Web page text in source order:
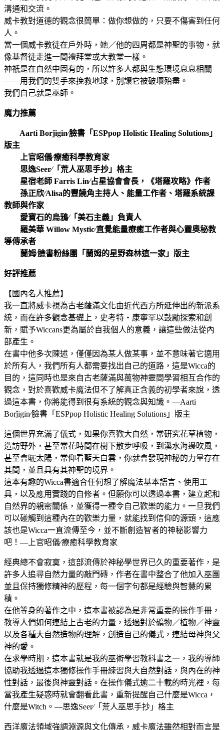
溝通和交流。
威卡教對道德的觀念很簡單：做你想做的，只要不傷害到任何
人。
當一個威卡教徒在戶外時，她／他的四周都是神聖的事物，就
像基督徒走進一間禮拜堂或大教堂一樣。
神祇是在自然中固有的，所以許多人都與生態環境息息相關
——用我們的雙手來挽救地球，別讓它被破壞殆盡。
我們自己就是巫師。
魔力推薦
Aarti Borǰigin∕臉書「ESPpop Holistic Healing Solutions」
版主
上官昭儀∕療癒科學教育家
思逸Seer∕「荒人巫思手抄」格主
星宿老師 Farris Lin∕占星協會會長，《塔羅攻略》作者
孫正欣∕Alisa的豐饒角主持人、能量工作者、塔羅系統課
教師與作家
愛寶石的烏鴉∕「美石主義」負責人
羅美華 Willow Mystic∕直覺能量療癒工作者與心靈奧秘教
導傳承者
蘭姆∕臉書粉絲團「蘭姆的星野森林這一家」版主
好評推薦
【國內名人推薦】
我一直將威卡視為古老薩滿文化由近代西方所延伸出的新派系
統，而在許多觀念基礎上，史考特・康寧罕以鼓勵探索和創
新，賦予Wiccans更為屬於自我個人的意義，讓這些做法從內
部產生。
在書中他多次陳述，僅僅因為某人做某事，並不意味著它適用
於所有人，我們所有人都需要找出自己的道路，這是Wicca的
目的，這同時也是來自古老薩滿與萬物神靈間學習相互合作的
觀念，對於喜歡威卡魔法但不了解真正含義的初學者來說，透
過這本書，你將能得到很有系統的觀念與知識。—Aarti
Borǰigin∕臉書「ESPpop Holistic Healing Solutions」版主
這個世界充滿了儀式，如果你喜歡大自然，常研究花草植物，
造訪野外，甚至常花時間在樹下散步呼吸，到溪水海邊吹風，
甚至會曬太陽，常仰看藍天白雲，你就會發現神秘的力量存在
其間，並且具有其神聖的境界。
這本有趣的Wicca書適合任何想了解魔法基本語言、使用工
具，以及應用實踐的自修者。但願你可以透過本書，建立起和
自然界的親密關係，並獲得一種令自己歡樂的能力。一旦我們
可以碰觸到這種內在的歡樂力量，就能找到信仰的源頭，這應
該也是Wicca一直流傳至今，並不斷創造智者的神秘影響力
吧！—上官昭儀∕療癒科學教育家
經典總不會寂寞，這部流傳於神秘學世界已久的重要著作，是
許多人追尋自然力量的敲門磚，作者在書中整合了他加入巫團
並且保持獨修精神的歷程，每一個字句都是經驗與智慧的累
積。
在他等身的著作之中，這本書被認為是非常重要的操作手冊，
教導人們如何連結上古老的力量，透過對於礦物／植物／神靈
以及各種大自然造物的理解，創造自己的儀式，連結母神與父
神的愛。
在求學時期，這本書就是我的巫術學習教科書之一，我的導師
協助我透過這本獨修操作手冊練習與大自然對話，與內在的神
性對話，最後與神靈對話。在操作儀式逾二十載的時光裡，每
當我產生疑惑時就會翻看此書，重新提醒自己什麼是Wicca，
什麼是Witch。—思逸Seer∕「荒人巫思手抄」格主
西洋魔法領域強調淵源與文化傳承，威卡魔法雖然相對而言是